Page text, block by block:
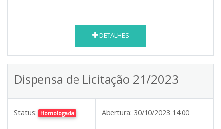
DETALHES
Dispensa de Licitação 21/2023
Status: Homologada Abertura: 30/10/2023 14:00